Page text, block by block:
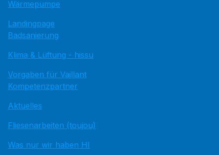
Wärmepumpe
Landingpage
Badsanierung
Klima & Lüftung - hissu
Vorgaben für Vaillant
Kompetenzpartner
Aktuelles
Fliesenarbeiten (toujou)
Was nur wir haben HI